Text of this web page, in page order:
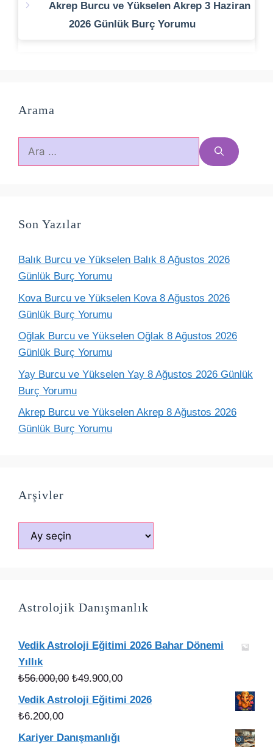
Akrep Burcu ve Yükselen Akrep 3 Haziran
2026 Günlük Burç Yorumu
Arama
için
Son Yazılar
Balık Burcu ve Yükselen Balık 8 Ağustos 2026
Günlük Burç Yorumu
Kova Burcu ve Yükselen Kova 8 Ağustos 2026
Günlük Burç Yorumu
Oğlak Burcu ve Yükselen Oğlak 8 Ağustos 2026
Günlük Burç Yorumu
Yay Burcu ve Yükselen Yay 8 Ağustos 2026 Günlük
Burç Yorumu
Akrep Burcu ve Yükselen Akrep 8 Ağustos 2026
Günlük Burç Yorumu
Arşivler
Arşivler
Astrolojik Danışmanlık
Vedik Astroloji Eğitimi 2026 Bahar Dönemi
Yıllık
₺56.000,00 Orijinal
fiyat:
₺49.900,00Şu
andaki
Vedik Astroloji Eğitimi 2026
₺6.200,00
Kariyer Danışmanlığı